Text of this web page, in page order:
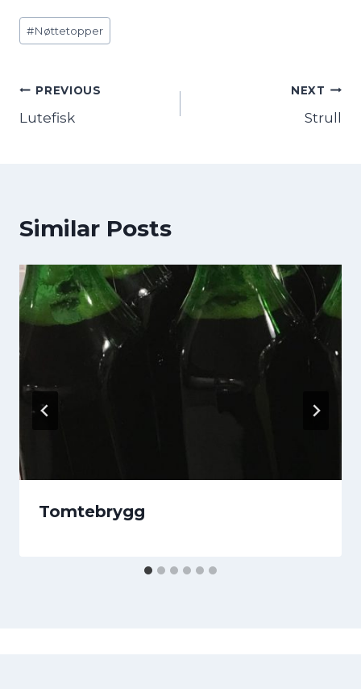
Post
Tags:
#Nøttetopper
Innleggsnavigasjon
PREVIOUS
Lutefisk
NEXT
Strull
Similar Posts
Tomtebrygg